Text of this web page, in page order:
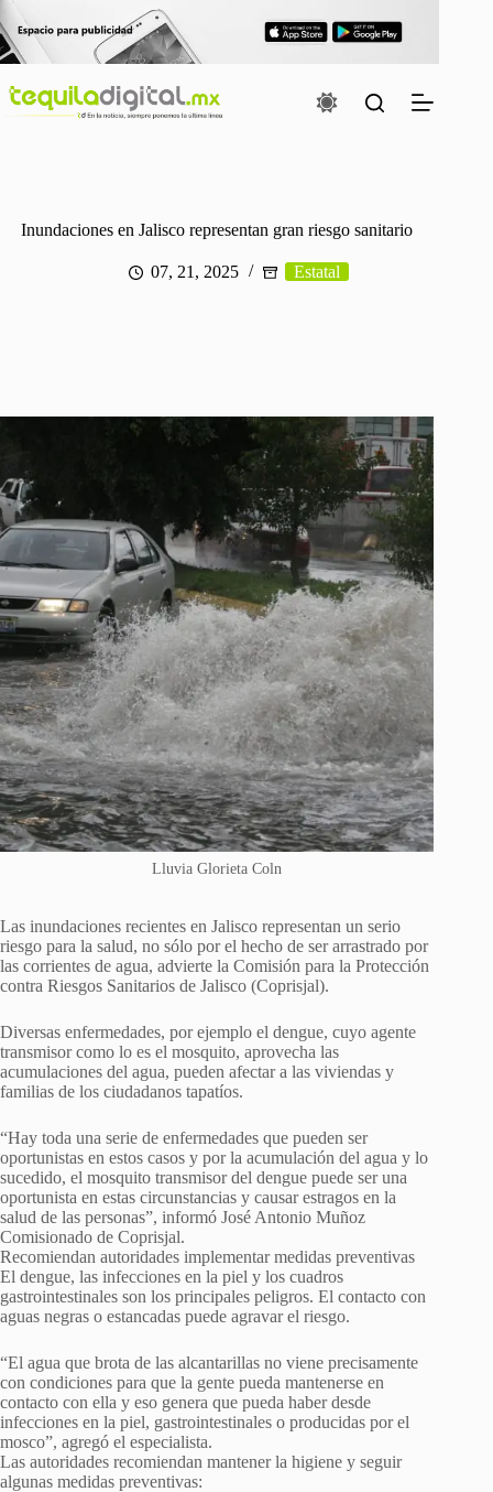
Saltar
al
contenido
Inundaciones en Jalisco representan gran riesgo sanitario
07, 21, 2025 Estatal
Lluvia Glorieta Coln
Las inundaciones recientes en Jalisco representan un serio
riesgo para la salud, no sólo por el hecho de ser arrastrado por
las corrientes de agua, advierte la Comisión para la Protección
contra Riesgos Sanitarios de Jalisco (Coprisjal).
Diversas enfermedades, por ejemplo el dengue, cuyo agente
transmisor como lo es el mosquito, aprovecha las
acumulaciones del agua, pueden afectar a las viviendas y
familias de los ciudadanos tapatíos.
“Hay toda una serie de enfermedades que pueden ser
oportunistas en estos casos y por la acumulación del agua y lo
sucedido, el mosquito transmisor del dengue puede ser una
oportunista en estas circunstancias y causar estragos en la
salud de las personas”, informó José Antonio Muñoz
Comisionado de Coprisjal.
Recomiendan autoridades implementar medidas preventivas
El dengue, las infecciones en la piel y los cuadros
gastrointestinales son los principales peligros. El contacto con
aguas negras o estancadas puede agravar el riesgo.
“El agua que brota de las alcantarillas no viene precisamente
con condiciones para que la gente pueda mantenerse en
contacto con ella y eso genera que pueda haber desde
infecciones en la piel, gastrointestinales o producidas por el
mosco”, agregó el especialista.
Las autoridades recomiendan mantener la higiene y seguir
algunas medidas preventivas: